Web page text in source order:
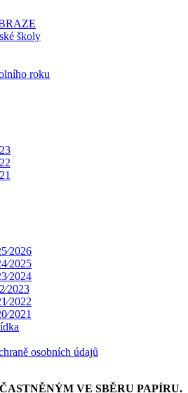
školy
roku
osobních údajů
VE SBĚRU PAPÍRU.